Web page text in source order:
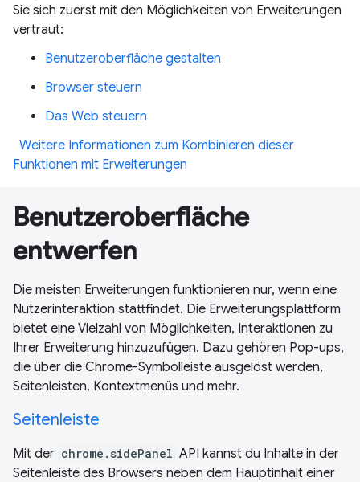
Sie sich zuerst mit den Möglichkeiten von Erweiterungen
vertraut:
Benutzeroberfläche gestalten
Browser steuern
Das Web steuern
Weitere Informationen zum Kombinieren dieser
Funktionen mit Erweiterungen
Benutzeroberfläche
entwerfen
Die meisten Erweiterungen funktionieren nur, wenn eine
Nutzerinteraktion stattfindet. Die Erweiterungsplattform
bietet eine Vielzahl von Möglichkeiten, Interaktionen zu
Ihrer Erweiterung hinzuzufügen. Dazu gehören Pop-ups,
die über die Chrome-Symbolleiste ausgelöst werden,
Seitenleisten, Kontextmenüs und mehr.
Seitenleiste
Mit der chrome.sidePanel API kannst du Inhalte in der
Seitenleiste des Browsers neben dem Hauptinhalt einer